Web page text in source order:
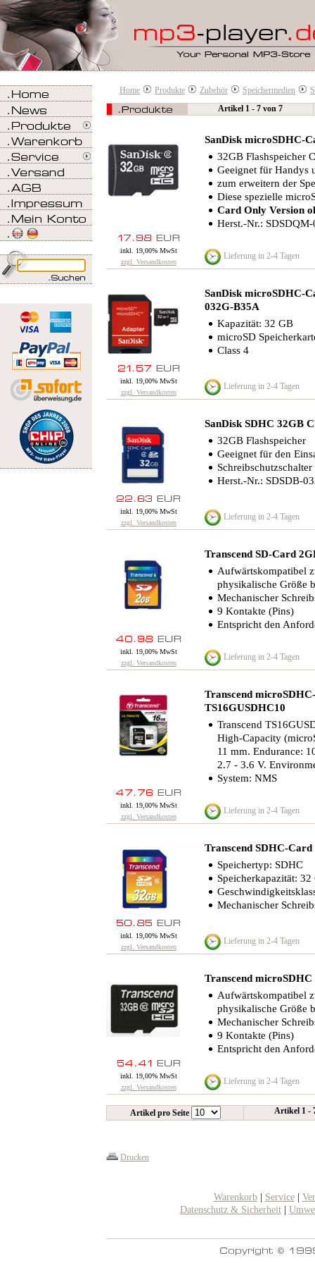
Home Produkte Zubehör Speichermedien
Artikel 1 - 7 von 7
SanDisk microSDHC-
32GB Flashspeicher
Geeignet für Handys
zum erweitern der
Diese spezielle
Card Only Version
Herst.-Nr.:
inkl. 19,00% MwSt
zzgl. Versandkosten
Lieferung in 2-4 Tagen
SanDisk microSDHC-
032G-B35A
Kapazität: 32 GB
microSD
Class 4
inkl. 19,00% MwSt
zzgl. Versandkosten
Lieferung in 2-4 Tagen
SanDisk SDHC 32GB
32GB Flashspeicher
Geeignet für den
Schreibschutzschalter
Herst.-Nr.: SDSDB-
inkl. 19,00% MwSt
zzgl. Versandkosten
Lieferung in 2-4 Tagen
Transcend SD-Card
Aufwärtskompatibel
physikalische Größe
Mechanischer
9 Kontakte (Pins)
Entspricht den
inkl. 19,00% MwSt
zzgl. Versandkosten
Lieferung in 2-4 Tagen
Transcend
TS16GUSDHC10
Transcend
High-Capacity
11 mm. Endurance:
2.7 - 3.6 V.
System: NMS
inkl. 19,00% MwSt
zzgl. Versandkosten
Lieferung in 2-4 Tagen
Transcend SDHC-
Speichertyp: SDHC
Speicherkapazität: 32
Mechanischer
inkl. 19,00% MwSt
zzgl. Versandkosten
Lieferung in 2-4 Tagen
Transcend microSDHC
Aufwärtskompatibel
physikalische Größe
Mechanischer
9 Kontakte (Pins)
Entspricht den
inkl. 19,00% MwSt
zzgl. Versandkosten
Lieferung in 2-4 Tagen
Artikel pro Seite Artikel 1 -
Drucken
Warenkorb| Service|
Datenschutz & Sicherheit|